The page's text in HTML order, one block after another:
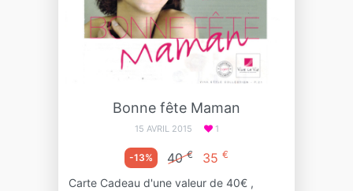
Bonne fête Maman
15 AVRIL 2015 1
-13% 40€ 35 €
Carte Cadeau d'une valeur de 40€ ,